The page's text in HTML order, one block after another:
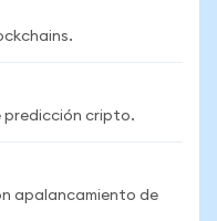
predicción cripto.
apalancamiento de